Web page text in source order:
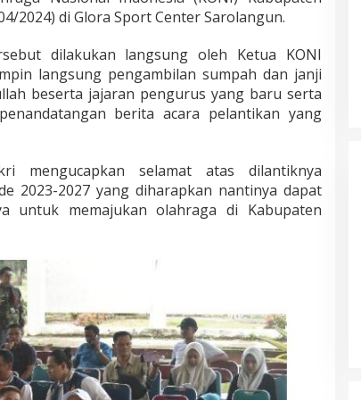
2024) di Glora Sport Center Sarolangun.
dilakukan langsung oleh Ketua KONI
langsung pengambilan sumpah dan janji
beserta jajaran pengurus yang baru serta
berita acara pelantikan yang
mengucapkan selamat atas dilantiknya
2023-2027 yang diharapkan nantinya dapat
untuk memajukan olahraga di Kabupaten
Masyarakat Dusun Daya Murni